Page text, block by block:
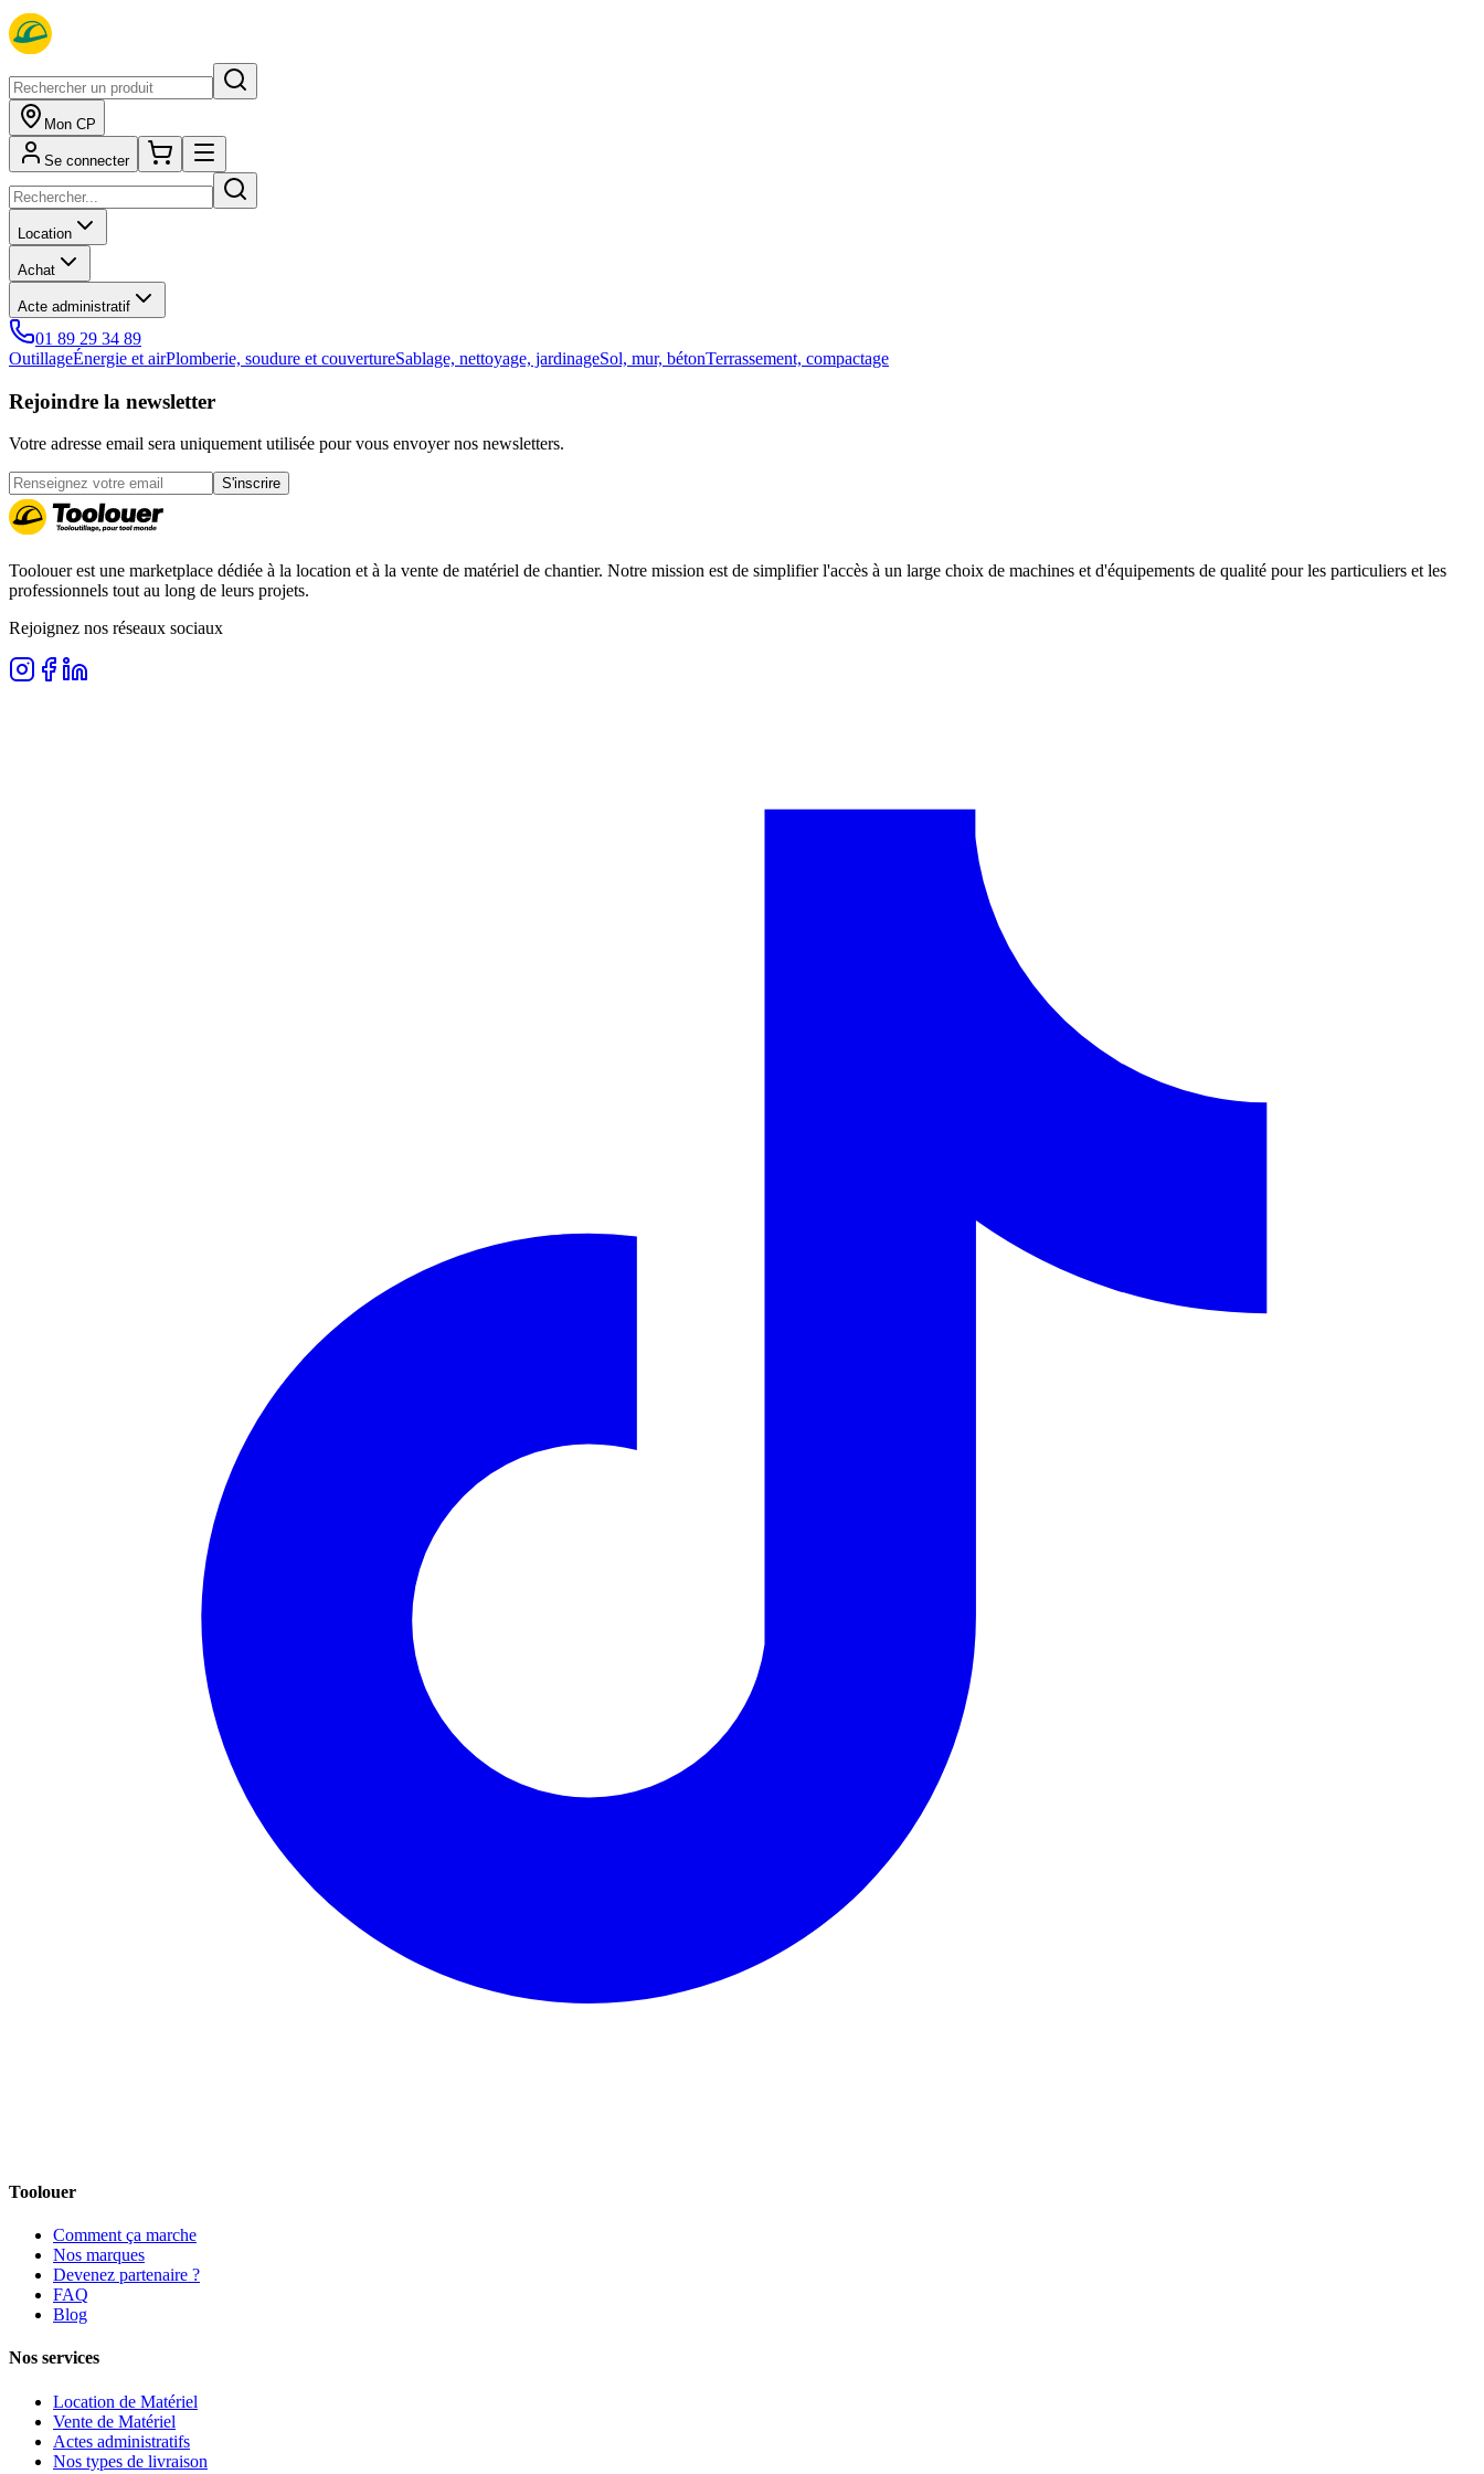
Mon CP
Se connecter
Location
Achat
Acte administratif
01 89 29 34 89
OutillageÉnergie et airPlomberie, soudure et couvertureSablage, nettoyage, jardinageSol, mur, bétonTerrassement, compactage
Rejoindre la newsletter
Votre adresse email sera uniquement utilisée pour vous envoyer nos newsletters.
S'inscrire
Toolouer est une marketplace dédiée à la location et à la vente de matériel de chantier. Notre mission est de simplifier l'accès à un large choix de machines et d'équipements de qualité pour les particuliers et les
professionnels tout au long de leurs projets.
Rejoignez nos réseaux sociaux
Toolouer
Comment ça marche
Nos marques
Devenez partenaire ?
FAQ
Blog
Nos services
Location de Matériel
Vente de Matériel
Actes administratifs
Nos types de livraison